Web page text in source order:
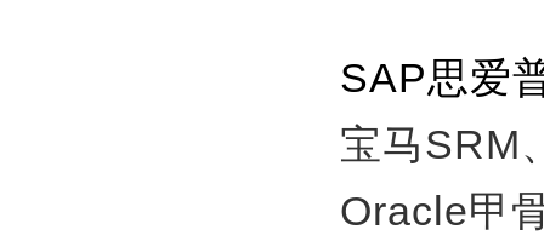
SAP思爱
宝马SRM
Oracle甲